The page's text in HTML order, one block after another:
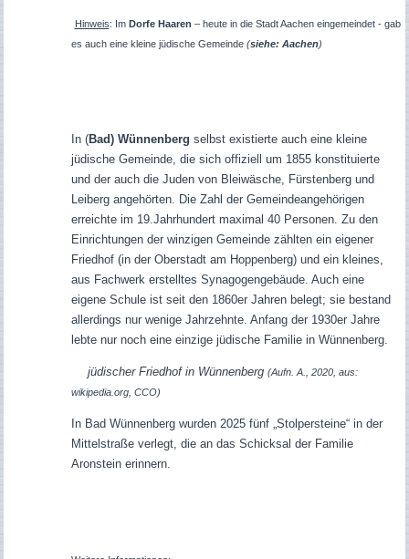
Hinweis: Im Dorfe Haaren – heute in die Stadt Aachen eingemeindet - gab
es auch eine kleine jüdische Gemeinde (siehe: Aachen)
In (Bad) Wünnenberg selbst existierte auch eine kleine
jüdische Gemeinde, die sich offiziell um 1855 konstituierte
und der auch die Juden von Bleiwäsche, Fürstenberg und
Leiberg angehörten. Die Zahl der Gemeindeangehörigen
erreichte im 19.Jahrhundert maximal 40 Personen. Zu den
Einrichtungen der winzigen Gemeinde zählten ein eigener
Friedhof (in der Oberstadt am Hoppenberg) und ein kleines,
aus Fachwerk erstelltes Synagogengebäude. Auch eine
eigene Schule ist seit den 1860er Jahren belegt; sie bestand
allerdings nur wenige Jahrzehnte. Anfang der 1930er Jahre
lebte nur noch eine einzige jüdische Familie in Wünnenberg.
jüdischer Friedhof in Wünnenberg (Aufn. A., 2020, aus:
wikipedia.org, CCO)
In Bad Wünnenberg wurden 2025 fünf „Stolpersteine“ in der
Mittelstraße verlegt, die an das Schicksal der Familie
Aronstein erinnern.